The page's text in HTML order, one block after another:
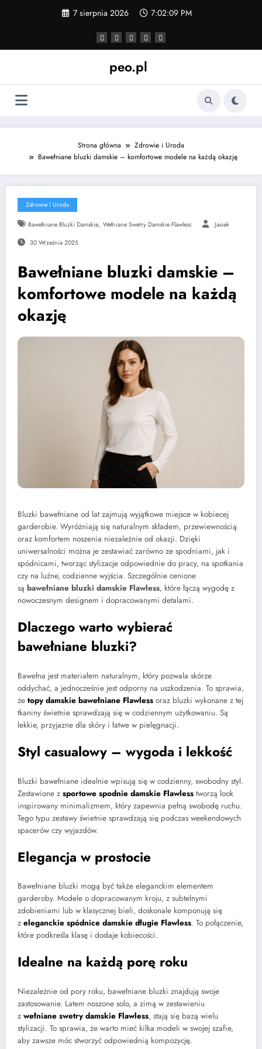
7 sierpnia 2026 7:02:10 PM
peo.pl
Strona główna
Zdrowie i Uroda
Bawełniane bluzki damskie – komfortowe modele na każdą okazję
Zdrowie I Uroda
Bawełniane Bluzki Damskie, Wełniane Swetry Damskie Flawless Jasiek
30 Września 2025
Bawełniane bluzki damskie –
komfortowe modele na każdą
okazję
Bluzki bawełniane od lat zajmują wyjątkowe miejsce w kobiecej
garderobie. Wyróżniają się naturalnym składem, przewiewnością
oraz komfortem noszenia niezależnie od okazji. Dzięki
uniwersalności można je zestawiać zarówno ze spodniami, jak i
spódnicami, tworząc stylizacje odpowiednie do pracy, na spotkania
czy na luźne, codzienne wyjścia. Szczególnie cenione
są bawełniane bluzki damskie Flawless, które łączą wygodę z
nowoczesnym designem i dopracowanymi detalami.
Dlaczego warto wybierać
bawełniane bluzki?
Bawełna jest materiałem naturalnym, który pozwala skórze
oddychać, a jednocześnie jest odporny na uszkodzenia. To sprawia,
że topy damskie bawełniane Flawless oraz bluzki wykonane z tej
tkaniny świetnie sprawdzają się w codziennym użytkowaniu. Są
lekkie, przyjazne dla skóry i łatwe w pielęgnacji.
Styl casualowy – wygoda i lekkość
Bluzki bawełniane idealnie wpisują się w codzienny, swobodny styl.
Zestawione z sportowe spodnie damskie Flawless tworzą look
inspirowany minimalizmem, który zapewnia pełną swobodę ruchu.
Tego typu zestawy świetnie sprawdzają się podczas weekendowych
spacerów czy wyjazdów.
Elegancja w prostocie
Bawełniane bluzki mogą być także eleganckim elementem
garderoby. Modele o dopracowanym kroju, z subtelnymi
zdobieniami lub w klasycznej bieli, doskonale komponują się
z eleganckie spódnice damskie długie Flawless. To połączenie,
które podkreśla klasę i dodaje kobiecości.
Idealne na każdą porę roku
Niezależnie od pory roku, bawełniane bluzki znajdują swoje
zastosowanie. Latem noszone solo, a zimą w zestawieniu
z wełniane swetry damskie Flawless, stają się bazą wielu
stylizacji. To sprawia, że warto mieć kilka modeli w swojej szafie,
aby zawsze móc stworzyć odpowiednią kompozycję.